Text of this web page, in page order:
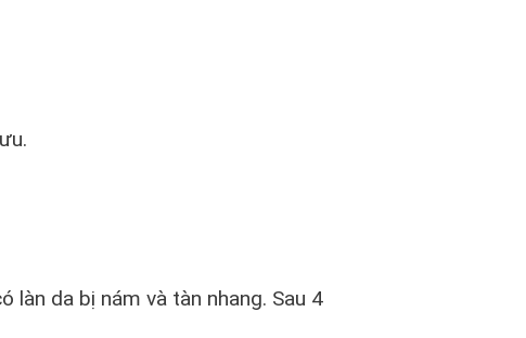
da bị nám và tàn nhang. Sau 4